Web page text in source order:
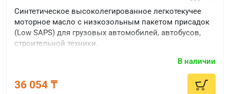
Cинтетическое высоколегированное легкотекучее
моторное масло с низкозольным пакетом присадок
(Low SAPS) для грузовых автомобилей, автобусов,
строительной техники.
В наличии
36 054 ₸